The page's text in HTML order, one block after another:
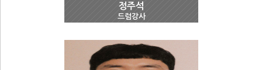
정주석
드럼강사